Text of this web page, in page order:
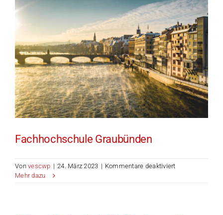
Fachhochschule Graubünden
Vonvescwp | 24. März 2023 | Kommentare deaktiviertfür
Graubünden
Mehr dazu